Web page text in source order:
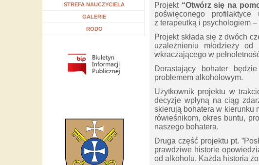
Rozwiń menu
STREFA NAUCZYCIELA
GALERIE
RODO
Projekt “Otwórz się na
poświęconego
z terapeutką i psychologiem
Projekt składa się z dwóch
uzależnieniu młodzieży
wkraczającego w
Dorastający bohater
problemem alkoholowym.
Użytkownik projektu w
decyzje wpłyną na ciąg
skierują bohatera w kierunku
rówieśnikom, okres buntu,
naszego bohatera.
Druga część projektu pt.
prawdziwe historie
od alkoholu. Każda historia